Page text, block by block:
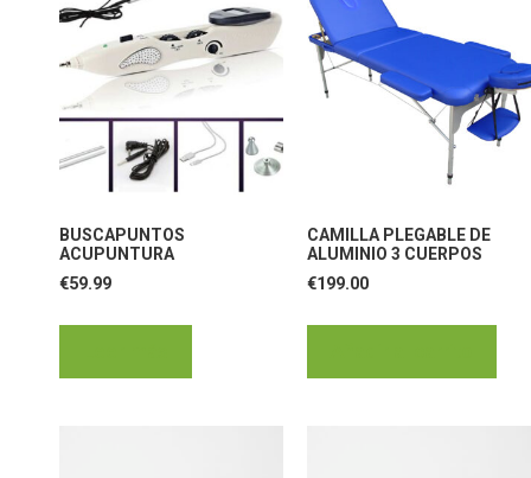
BUSCAPUNTOS
ACUPUNTURA
€59.99
CAMILLA PLEGABLE DE
ALUMINIO 3 CUERPOS
€199.00